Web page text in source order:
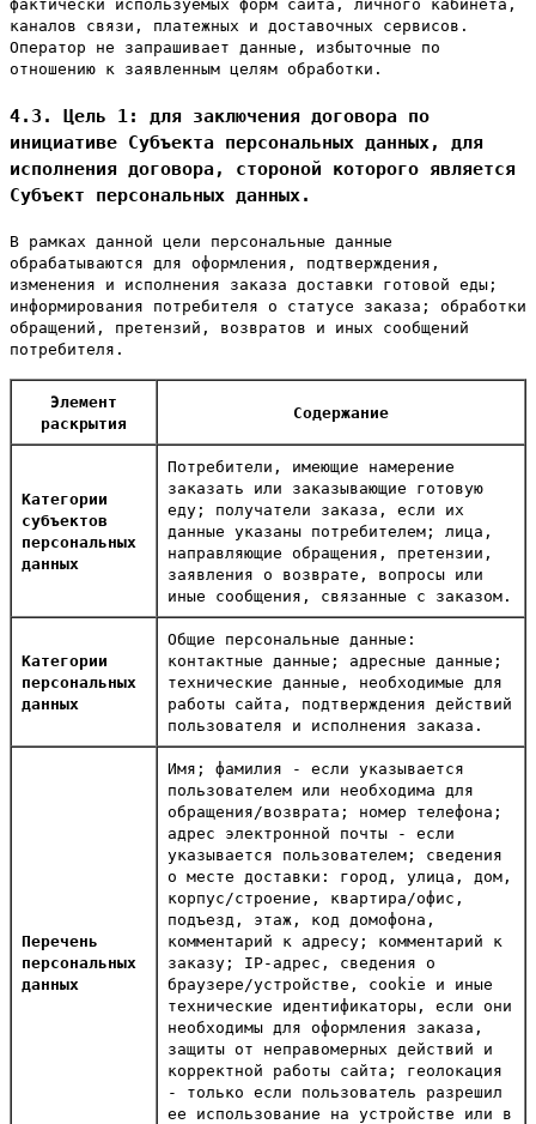
фактически используемых форм сайта, личного кабинета,
каналов связи, платежных и доставочных сервисов.
Оператор не запрашивает данные, избыточные по
отношению к заявленным целям обработки.
4.3. Цель 1: для заключения договора по
инициативе Субъекта персональных данных, для
исполнения договора, стороной которого является
Субъект персональных данных.
В рамках данной цели персональные данные
обрабатываются для оформления, подтверждения,
изменения и исполнения заказа доставки готовой еды;
информирования потребителя о статусе заказа; обработки
обращений, претензий, возвратов и иных сообщений
потребителя.
Элемент
раскрытия
Содержание
Категории
субъектов
персональных
данных
Потребители, имеющие намерение
заказать или заказывающие готовую
еду; получатели заказа, если их
данные указаны потребителем; лица,
направляющие обращения, претензии,
заявления о возврате, вопросы или
иные сообщения, связанные с заказом.
Категории
персональных
данных
Общие персональные данные:
контактные данные; адресные данные;
технические данные, необходимые для
работы сайта, подтверждения действий
пользователя и исполнения заказа.
Перечень
персональных
данных
Имя; фамилия - если указывается
пользователем или необходима для
обращения/возврата; номер телефона;
адрес электронной почты - если
указывается пользователем; сведения
о месте доставки: город, улица, дом,
корпус/строение, квартира/офис,
подъезд, этаж, код домофона,
комментарий к адресу; комментарий к
заказу; IP-адрес, сведения о
браузере/устройстве, cookie и иные
технические идентификаторы, если они
необходимы для оформления заказа,
защиты от неправомерных действий и
корректной работы сайта; геолокация
- только если пользователь разрешил
ее использование на устройстве или в